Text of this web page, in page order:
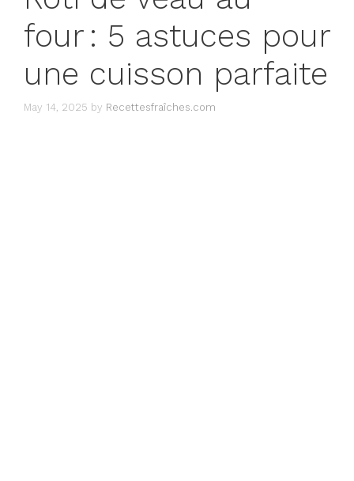
four : 5 astuces pour
une cuisson parfaite
May 14, 2025 by Recettesfraîches.com